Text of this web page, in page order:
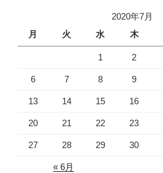
2020年7月
月
火 水 木
1 2
6 7 8 9
13 14 15 16
20 21 22 23
27 28 29 30
« 6月